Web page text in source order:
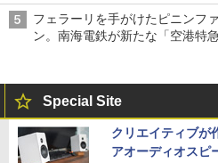
フェラーリを手がけたピニンフ
ン。南海電鉄が新たな「空港特
Special Site
クリエイティブが
アオーディオスピ